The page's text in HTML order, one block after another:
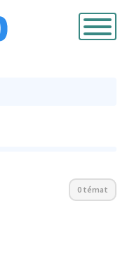
Přepnout
navigaci
0 témat